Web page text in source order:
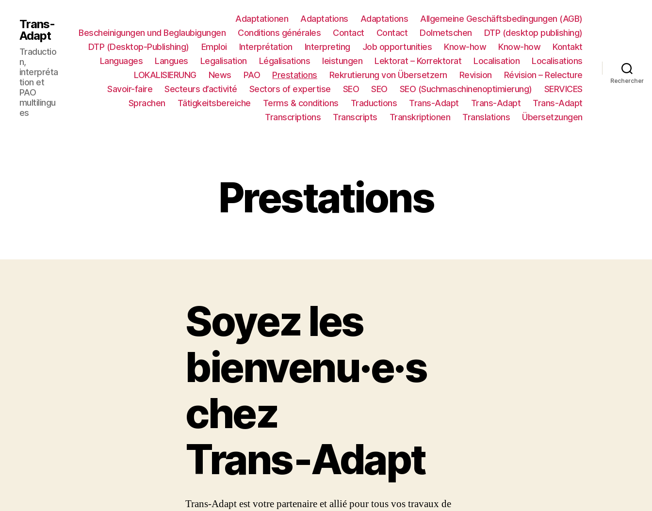
Trans-
Adapt
Traductio
n,
interpréta
tion et
PAO
multilingu
es
Adaptationen Adaptations Adaptations
Allgemeine Geschäftsbedingungen (AGB)
Bescheinigungen und Beglaubigungen
Conditions générales Contact Contact Dolmetschen
DTP (desktop publishing)
DTP (Desktop-Publishing)
Emploi Interprétation Interpreting Job opportunities Know-how Know-how
Kontakt
Languages
Langues Legalisation Légalisations leistungen Lektorat – Korrektorat Localisation
Localisations
LOKALISIERUNG​
News PAO Prestations Rekrutierung von Übersetzern Revision
Révision – Relecture
Savoir-faire
Secteurs d’activité Sectors of expertise SEO SEO SEO (Suchmaschinenoptimierung)
SERVICES
Sprachen
Tätigkeitsbereiche Terms & conditions Traductions Trans-Adapt Trans-Adapt
Trans-Adapt
Transcriptions
Transcripts Transkriptionen Translations Übersetzungen
Rechercher
Prestations
Soyez les
bienvenu·e·s
chez
Trans‑Adapt
Trans-Adapt est votre partenaire et allié pour tous vos travaux de